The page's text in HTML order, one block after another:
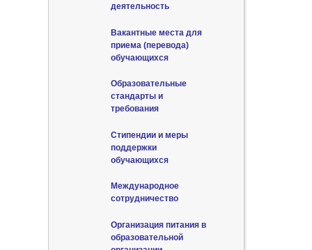
деятельность
Вакантные места для
приема (перевода)
обучающихся
Образовательные
стандарты и
требования
Стипендии и меры
поддержки
обучающихся
Международное
сотрудничество
Организация питания в
образовательной